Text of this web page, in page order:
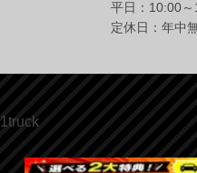
平日：10:00
定休日：年中
1truck